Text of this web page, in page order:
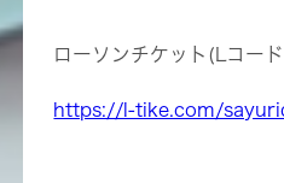
ローソンチケット(Lコー
https://l-tike.com/